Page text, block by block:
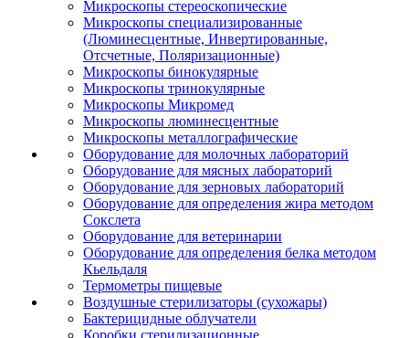
Микроскопы стереоскопические
Микроскопы специализированные
(Люминесцентные, Инвертированные,
Отсчетные, Поляризационные)
Микроскопы бинокулярные
Микроскопы тринокулярные
Микроскопы Микромед
Микроскопы люминесцентные
Микроскопы металлографические
Оборудование для молочных лабораторий
Оборудование для мясных лабораторий
Оборудование для зерновых лабораторий
Оборудование для определения жира методом
Сокслета
Оборудование для ветеринарии
Оборудование для определения белка методом
Кьельдаля
Термометры пищевые
Воздушные стерилизаторы (сухожары)
Бактерицидные облучатели
Коробки стерилизационные